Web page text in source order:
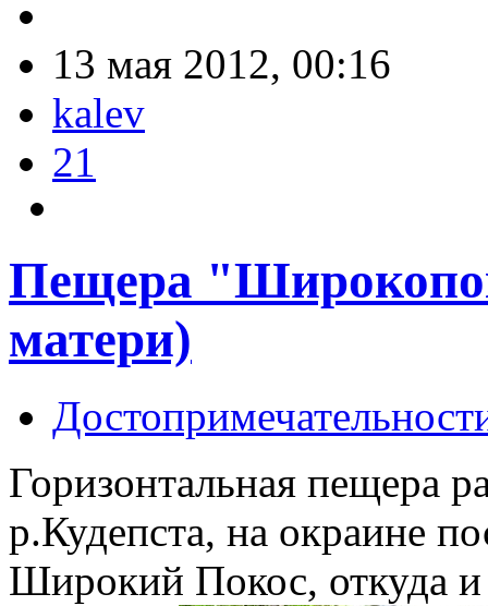
13 мая 2012, 00:16
kalev
21
Пещера
матери)
Горизонтальная пещера
р.Кудепста, на окраине
Широкий Покос, откуда и